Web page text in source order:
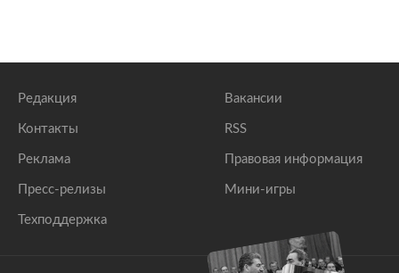
Редакция
Контакты
Реклама
Пресс-релизы
Техподдержка
Вакансии
RSS
Правовая информация
Мини-игры